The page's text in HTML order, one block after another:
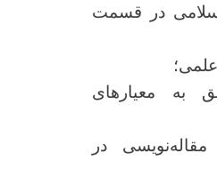
در قسمت
به معیارهای
در